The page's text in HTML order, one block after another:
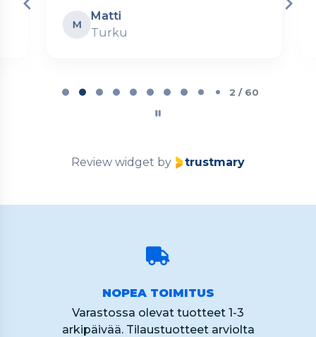
M
Matti
Turku
2 / 60
Review widget by trustmary
NOPEA TOIMITUS
Varastossa olevat tuotteet 1-3
arkipäivää. Tilaustuotteet arviolta